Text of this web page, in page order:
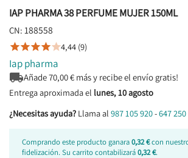
IAP PHARMA 38 PERFUME MUJER 150ML
CN: 188558
4,44 (9)
Iap pharma
Añade70,00€ más y recibe el envío gratis!
Entrega aproximada el lunes, 10 agosto
¿Necesitas ayuda? Llama al 987 105 920-647
Comprando este producto ganara0,32 €con
fidelización. Su carrito contabilizará0,32 €.